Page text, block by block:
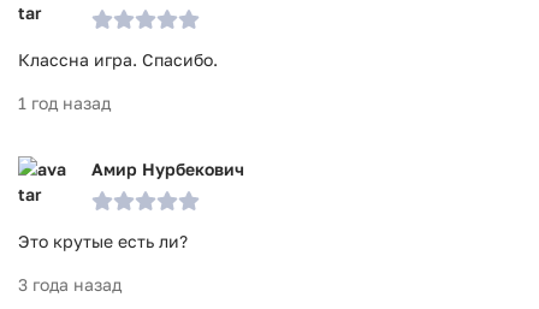
Классна игра. Спасибо.
1 год назад
Амир Нурбекович
Это крутые есть ли?
3 года назад